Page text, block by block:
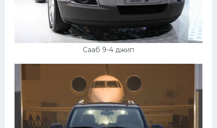
Сааб 9-4 джип